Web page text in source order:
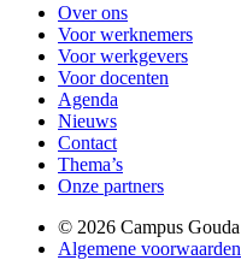
Over ons
Voor werknemers
Voor werkgevers
Voor docenten
Agenda
Nieuws
Contact
Thema’s
Onze partners
© 2026 Campus Gouda
Algemene voorwaarden